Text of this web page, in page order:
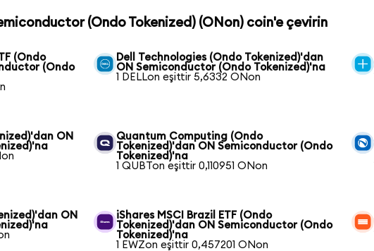
(Ondo Tokenized) (ONon) coin'e çevirin
(Ondo
(Ondo
Dell Technologies (Ondo Tokenized)'dan
ON Semiconductor (Ondo Tokenized)'na
1 DELLon eşittir 5,6332 ONon
ON
Quantum Computing (Ondo
Tokenized)'dan ON Semiconductor (Ondo
Tokenized)'na
1 QUBTon eşittir 0,110951 ONon
ON
iShares MSCI Brazil ETF (Ondo
Tokenized)'dan ON Semiconductor (Ondo
Tokenized)'na
1 EWZon eşittir 0,457201 ONon